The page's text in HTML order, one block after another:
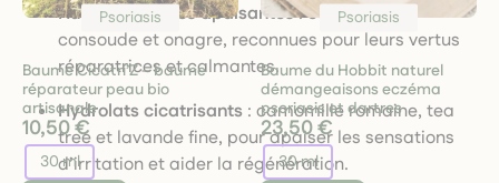
Huiles végétales apaisantes: calendula,
consoude et onagre, reconnues pour leurs vertus
réparatrices et calmantes.
Hydrolats cicatrisants : camomille romaine, tea
tree et lavande fine, pour apaiser les sensations
d’irritation et aider la régénération.
Psoriasis
Baume Cicatri’Z – baume
réparateur peau bio
artisanale
10,50 €
30 ml
Psoriasis
Baume du Hobbit naturel
démangeaisons eczéma
psoriasis et dartres
23,50 €
30 ml